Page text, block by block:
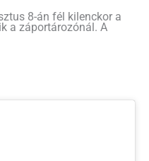
8-án fél kilenckor a
a záportározónál. A